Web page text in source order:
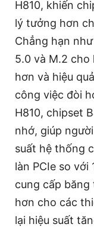
H810, khiến
lý tưởng hơn
Chẳng hạn
5.0 và M.2
hơn và hiệu
công việc đòi
H810, chipset
nhớ, giúp
suất hệ thống
làn PCIe so với
cung cấp
hơn cho các
lại hiệu suất